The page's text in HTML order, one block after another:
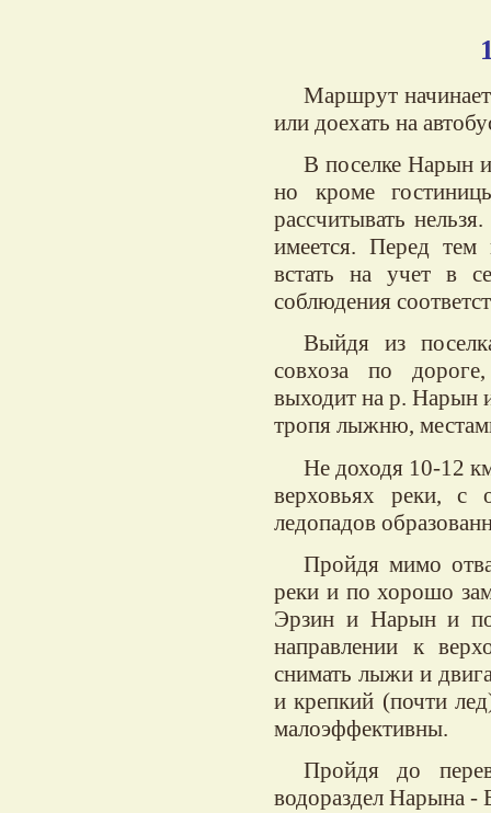
Маршрут
или доехать на
В поселке Нарын
но кроме
рассчитывать
имеется. Перед
встать на учет в
соблюдения
Выйдя из
совхоза по
выходит на р. Нарын
тропя лыжню,
Не доходя 10-12
верховьях реки, с
ледопадов
Пройдя мимо
реки и по хорошо
Эрзин и Нарын и по
направлении к
снимать лыжи и
и крепкий (почти
малоэффективны.
Пройдя до
водораздел Нарына -